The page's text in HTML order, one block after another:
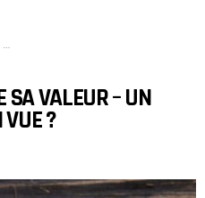
SA VALEUR – UN
VUE ?